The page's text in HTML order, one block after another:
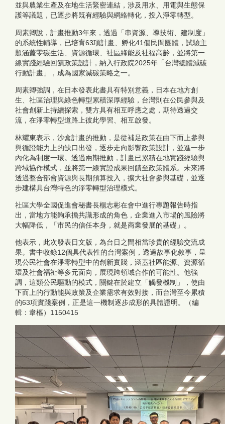
並與農業生產及在地生活緊密連結，涉及用水、用電與生態保
護等議題，已逐步將既有經驗與網絡轉化，投入淨零轉型。
周素卿說，計畫推動3年來，透過「串資源、導技術、建制度」
的系統性輔導，已培育63項計畫、孵化41個民間團體，試驗主
題涵蓋零碳生活、資源循環、社區綠能及社福高齡，並將第一
線實踐經驗回饋政策設計，納入行政院2025年「台灣總體減碳
行動計畫」，成為國家減碳策略之一。
周素卿強調，在日本發表此書具有特別意義，日本在地方創
生、社區治理與綠色轉型累積深厚經驗，台灣則在公民參與及
社會創新上持續探索，雙方具有相互呼應之處，期待透過交
流，在淨零轉型道路上彼此學習、相互啟發。
林耀東表示，沙盒計畫的推動，是從補足政策在由下而上參與
與循證能力上的缺口出發，逐步走向影響政策設計，並進一步
內化為制度一環。透過兩期推動，計畫已累積在地實踐經驗與
跨域協作模式，並將第一線實證成果回饋至政策體系。未來將
透過整合部會資源與長期預算投入，擴大社會參與基礎，並逐
步建構具台灣特色的淨零轉型治理模式。
社區大學全國促進會秘書長楊志彬在會中進行專題報告時指
出，當地方能夠承擔共識形成的角色，企業進入市場的風險將
大幅降低，「市民的信任本身，就是商業發展的基礎」。
他表示，此次發表日文版，為台日之間相當珍貴的經驗交流成
果。書中收錄12個具代表性的台灣案例，透過故事化敘事，呈
現公民社會在淨零轉型中的創新實踐，涵蓋社區能源、資源循
環及社會福祉等多元面向，展現跨領域合作的可能性。他強
調，這類公民驅動的模式，關鍵在於建立「觸發機制」，使由
下而上的行動能與政策及企業需求有效對接，而台灣至今累積
的63項實踐案例，正是這一機制逐步成形的具體證明。（編
輯：韋樞）1150415